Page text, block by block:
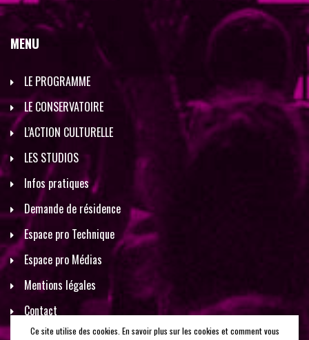
MENU
LE PROGRAMME
LE CONSERVATOIRE
L’ACTION CULTURELLE
LES STUDIOS
Infos pratiques
Demande de résidence
Espace pro Technique
Espace pro Médias
Mentions légales
Contact
Ce site utilise des cookies. En savoir plus sur les cookies et comment vous